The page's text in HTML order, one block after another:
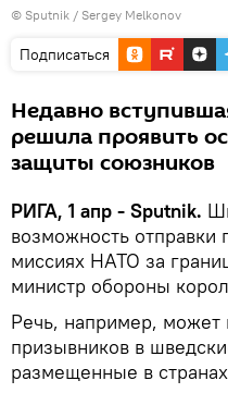
© Sputnik / Sergey Melkonov
Подписаться
Недавно
решила проявить
защиты союзников
РИГА, 1 апр - Sputnik.
возможность отправки
миссиях НАТО за
министр обороны
Речь, например, может
призывников в
размещенные в